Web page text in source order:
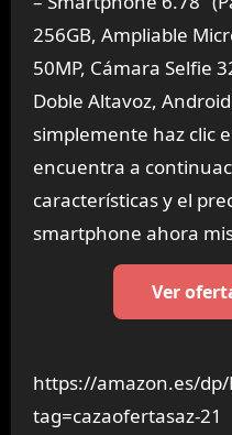
256GB, Ampliable
50MP, Cámara Selfie
Doble Altavoz,
simplemente haz clic
encuentra a
características y el
smartphone ahora
Ver
https://amazon.es/dp/
tag=cazaofertasaz-21